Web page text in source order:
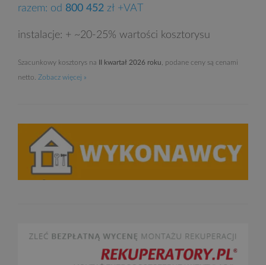
razem: od 800 452 zł +VAT
instalacje: + ~20-25% wartości kosztorysu
Szacunkowy kosztorys na II kwartał 2026 roku, podane ceny są cenami
netto. Zobacz więcej »